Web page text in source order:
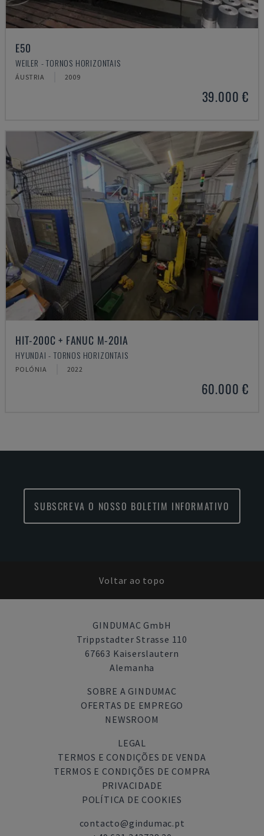
E50
WEILER - TORNOS HORIZONTAIS
ÁUSTRIA 2009
39.000 €
HIT-200C + FANUC M-20IA
HYUNDAI - TORNOS HORIZONTAIS
POLÓNIA 2022
60.000 €
SUBSCREVA O NOSSO BOLETIM INFORMATIVO
Voltar ao topo
GINDUMAC GmbH
Trippstadter Strasse 110
67663 Kaiserslautern
Alemanha
SOBRE A GINDUMAC
OFERTAS DE EMPREGO
NEWSROOM
LEGAL
TERMOS E CONDIÇÕES DE VENDA
TERMOS E CONDIÇÕES DE COMPRA
PRIVACIDADE
POLÍTICA DE COOKIES
contacto@gindumac.pt